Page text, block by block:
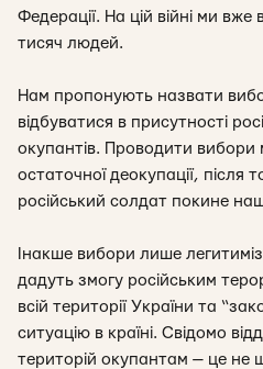
Федерації. На цій війні ми
тисяч людей.
Нам пропонують назвати
відбуватися в присутності
окупантів. Проводити вибори
остаточної деокупації, після
російський солдат покине
Інакше вибори лише
дадуть змогу російським
всій території України та
ситуацію в країні. Свідомо
територій окупантам — це не